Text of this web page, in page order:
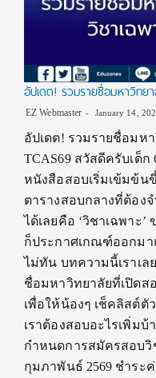
อัปเดต! รวมรายชื่อมหาวิทย
EZ Webmaster January 14,
อัปเดต! รวมรายชื่อมห
TCAS69 สวัสดีครับเด็
หนังสือสอบเริ่มเข้มข้น
ตารางสอบกลางที่ต้อง
ได้เลยคือ ‘วิชาเฉพาะ
ก็ประกาศเกณฑ์ออกมา
ไม่ทัน บทความนี้เราเล
ชื่อมหาวิทยาลัยที่เปิดส
เพื่อให้น้องๆ เช็คลิสต์
เราต้องสอบอะไรเพิ่ม
กำหนดการสมัครสอบวิ
กุมภาพันธ์ 2569 ชำระ